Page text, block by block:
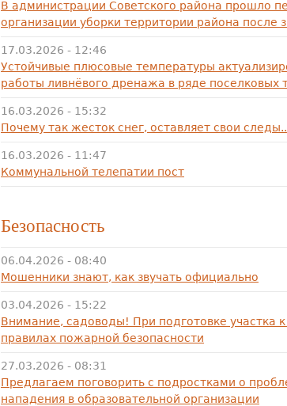
В администрации Советского района прошло
организации уборки территории района после
17.03.2026 - 12:46
Устойчивые плюсовые температуры
работы ливнёвого дренажа в ряде поселковых
16.03.2026 - 15:32
Почему так жесток снег, оставляет свои
16.03.2026 - 11:47
Коммунальной телепатии пост
Безопасность
06.04.2026 - 08:40
Мошенники знают, как звучать официально
03.04.2026 - 15:22
Внимание, садоводы! При подготовке участка
правилах пожарной безопасности
27.03.2026 - 08:31
Предлагаем поговорить с подростками о
нападения в образовательной организации